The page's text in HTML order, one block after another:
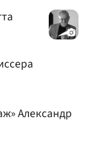
Александр